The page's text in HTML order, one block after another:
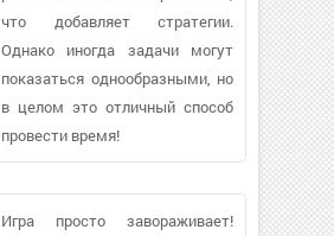
что добавляет стратегии.
Однако иногда задачи могут
показаться однообразными, но
в целом это отличный способ
провести время!
Игра просто завораживает!